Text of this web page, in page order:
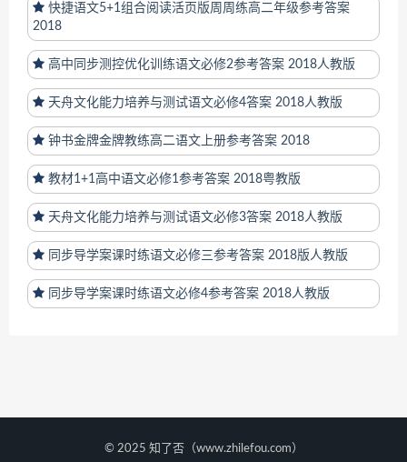
快捷语文5+1组合阅读活页版周周练高二年级参考答案
2018
高中同步测控优化训练语文必修2参考答案 2018人教版
天舟文化能力培养与测试语文必修4答案 2018人教版
钟书金牌金牌教练高二语文上册参考答案 2018
教材1+1高中语文必修1参考答案 2018粤教版
天舟文化能力培养与测试语文必修3答案 2018人教版
同步导学案课时练语文必修三参考答案 2018版人教版
同步导学案课时练语文必修4参考答案 2018人教版
© 2025 知了否（www.zhilefou.com）